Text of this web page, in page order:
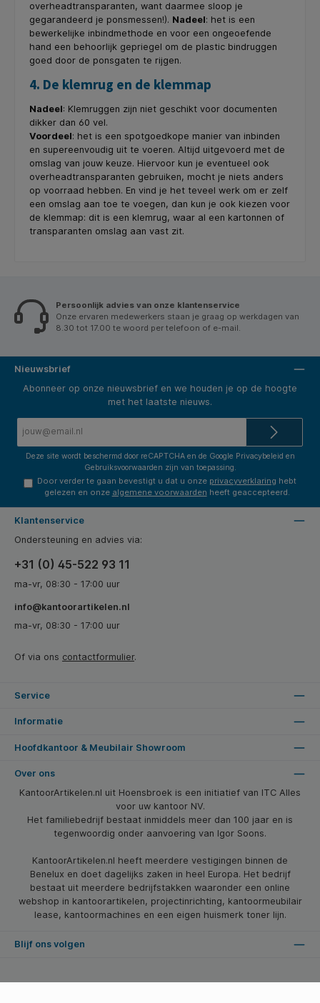
overheadtransparanten, want daarmee sloop je
gegarandeerd je ponsmessen!). Nadeel: het is een
bewerkelijke inbindmethode en voor een ongeoefende
hand een behoorlijk gepriegel om de plastic bindruggen
goed door de ponsgaten te rijgen.
4. De klemrug en de klemmap
Nadeel: Klemruggen zijn niet geschikt voor documenten
dikker dan 60 vel.
Voordeel: het is een spotgoedkope manier van inbinden
en supereenvoudig uit te voeren. Altijd uitgevoerd met de
omslag van jouw keuze. Hiervoor kun je eventueel ook
overheadtransparanten gebruiken, mocht je niets anders
op voorraad hebben. En vind je het teveel werk om er zelf
een omslag aan toe te voegen, dan kun je ook kiezen voor
de klemmap: dit is een klemrug, waar al een kartonnen of
transparanten omslag aan vast zit.
Persoonlijk advies van onze klantenservice
Onze ervaren medewerkers staan je graag op werkdagen van
8.30 tot 17.00 te woord per telefoon of e-mail.
Nieuwsbrief
Abonneer op onze nieuwsbrief en we houden je op de hoogte
met het laatste nieuws.
Deze site wordt beschermd door reCAPTCHA en de Google Privacybeleid en
Gebruiksvoorwaarden zijn van toepassing.
Door verder te gaan bevestigt u dat u onze privacyverklaring hebt
gelezen en onze algemene voorwaarden heeft geaccepteerd.
Klantenservice
Ondersteuning en advies via:
+31 (0) 45-522 93 11
ma-vr, 08:30 - 17:00 uur
info@kantoorartikelen.nl
ma-vr, 08:30 - 17:00 uur
Of via ons contactformulier.
Service
Informatie
Hoofdkantoor & Meubilair Showroom
Over ons
KantoorArtikelen.nl uit Hoensbroek is een initiatief van ITC Alles
voor uw kantoor NV.
Het familiebedrijf bestaat inmiddels meer dan 100 jaar en is
tegenwoordig onder aanvoering van Igor Soons.
KantoorArtikelen.nl heeft meerdere vestigingen binnen de
Benelux en doet dagelijks zaken in heel Europa. Het bedrijf
bestaat uit meerdere bedrijfstakken waaronder een online
webshop in kantoorartikelen, projectinrichting, kantoormeubilair
lease, kantoormachines en een eigen huismerk toner lijn.
Blijf ons volgen